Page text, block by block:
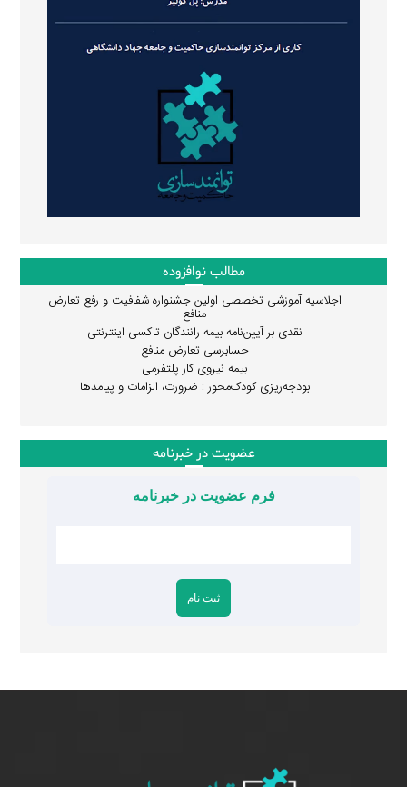
مطالب نوافزوده
اجلاسیه آموزشی تخصصی اولین جشنواره شفافیت و رفع تعارض
منافع
نقدی بر آیین‌نامه بیمه رانندگان تاکسی اینترنتی
حسابرسی تعارض منافع
بیمه نیروی کار پلتفرمی
بودجه‌ریزی کودک‌محور : ضرورت، الزامات و پیامدها
عضویت در خبرنامه
فرم عضویت در خبرنامه